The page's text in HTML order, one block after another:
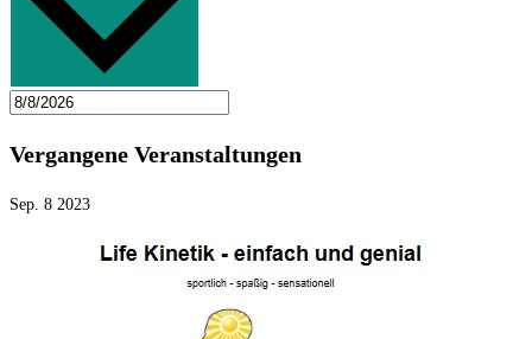
Vergangene Veranstaltungen
Sep. 8 2023